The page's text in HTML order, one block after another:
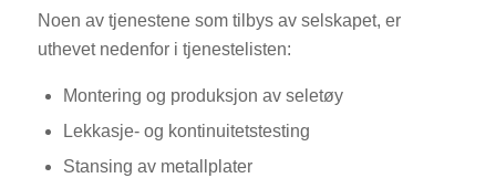
Noen av tjenestene som tilbys av selskapet, er
uthevet nedenfor i tjenestelisten:
Montering og produksjon av seletøy
Lekkasje- og kontinuitetstesting
Stansing av metallplater